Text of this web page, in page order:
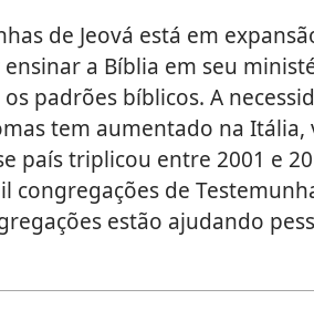
de Jeová está em
a Bíblia em seu
padrões bíblicos. A
tem aumentado na
país triplicou entre 2001 e
congregações de
estão ajudando